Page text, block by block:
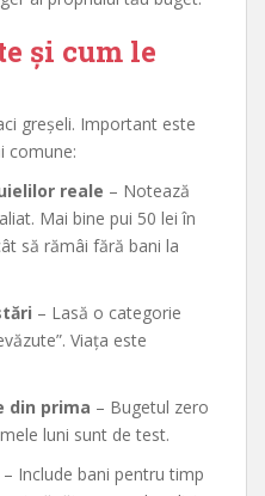
și cum le
greșeli. Important este
comune:
reale – Notează
Mai bine pui 50 lei în
să rămâi fără bani la
– Lasă o categorie
Viața este
din prima – Bugetul zero
luni sunt de test.
– Include bani pentru timp